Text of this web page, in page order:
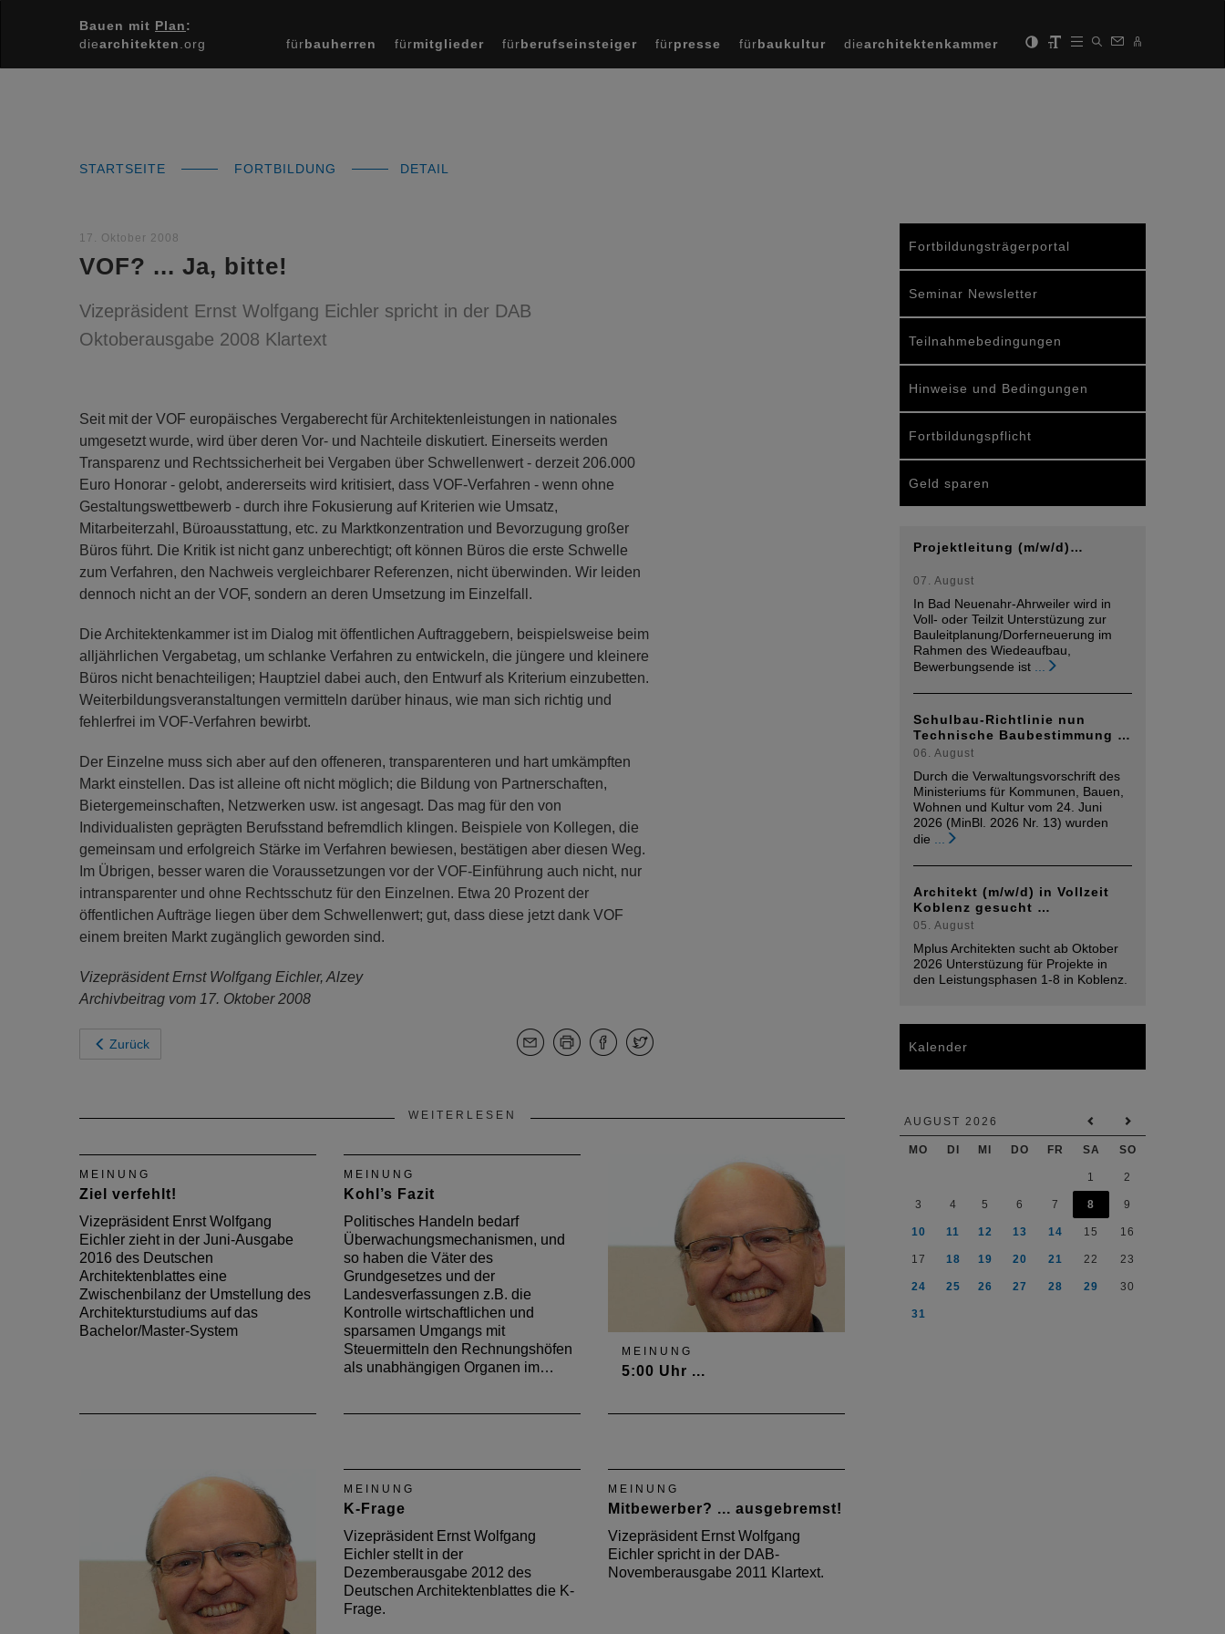
Bauen mit Plan:
diearchitekten .org fürbauherren fürmitglieder fürberufseinsteiger fürpresse fürbaukultur diearchitektenkammer
STARTSEITE FORTBILDUNG DETAIL
17. Oktober 2008
VOF? ... Ja, bitte!
Vizepräsident Ernst Wolfgang Eichler spricht in der DAB
Oktoberausgabe 2008 Klartext
Seit mit der VOF europäisches Vergaberecht für Architektenleistungen in nationales
umgesetzt wurde, wird über deren Vor- und Nachteile diskutiert. Einerseits werden
Transparenz und Rechtssicherheit bei Vergaben über Schwellenwert - derzeit 206.000
Euro Honorar - gelobt, andererseits wird kritisiert, dass VOF-Verfahren - wenn ohne
Gestaltungswettbewerb - durch ihre Fokusierung auf Kriterien wie Umsatz,
Mitarbeiterzahl, Büroausstattung, etc. zu Marktkonzentration und Bevorzugung großer
Büros führt. Die Kritik ist nicht ganz unberechtigt; oft können Büros die erste Schwelle
zum Verfahren, den Nachweis vergleichbarer Referenzen, nicht überwinden. Wir leiden
dennoch nicht an der VOF, sondern an deren Umsetzung im Einzelfall.
Die Architektenkammer ist im Dialog mit öffentlichen Auftraggebern, beispielsweise beim
alljährlichen Vergabetag, um schlanke Verfahren zu entwickeln, die jüngere und kleinere
Büros nicht benachteiligen; Hauptziel dabei auch, den Entwurf als Kriterium einzubetten.
Weiterbildungsveranstaltungen vermitteln darüber hinaus, wie man sich richtig und
fehlerfrei im VOF-Verfahren bewirbt.
Der Einzelne muss sich aber auf den offeneren, transparenteren und hart umkämpften
Markt einstellen. Das ist alleine oft nicht möglich; die Bildung von Partnerschaften,
Bietergemeinschaften, Netzwerken usw. ist angesagt. Das mag für den von
Individualisten geprägten Berufsstand befremdlich klingen. Beispiele von Kollegen, die
gemeinsam und erfolgreich Stärke im Verfahren bewiesen, bestätigen aber diesen Weg.
Im Übrigen, besser waren die Voraussetzungen vor der VOF-Einführung auch nicht, nur
intransparenter und ohne Rechtsschutz für den Einzelnen. Etwa 20 Prozent der
öffentlichen Aufträge liegen über dem Schwellenwert; gut, dass diese jetzt dank VOF
einem breiten Markt zugänglich geworden sind.
Vizepräsident Ernst Wolfgang Eichler, Alzey
Archivbeitrag vom 17. Oktober 2008
Zurück
WEITERLESEN
MEINUNG
Ziel verfehlt!
Vizepräsident Enrst Wolfgang
Eichler zieht in der Juni-Ausgabe
2016 des Deutschen
Architektenblattes eine
Zwischenbilanz der Umstellung des
Architekturstudiums auf das
Bachelor/Master-System
MEINUNG
Kohl’s Fazit
Politisches Handeln bedarf
Überwachungsmechanismen, und
so haben die Väter des
Grundgesetzes und der
Landesverfassungen z.B. die
Kontrolle wirtschaftlichen und
sparsamen Umgangs mit
Steuermitteln den Rechnungshöfen
als unabhängigen Organen im…
MEINUNG
5:00 Uhr ...
am Nürburgring herausragende
Architektur entstanden wäre?
MEINUNG
K-Frage
Vizepräsident Ernst Wolfgang
Eichler stellt in der
Dezemberausgabe 2012 des
Deutschen Architektenblattes die K-
Frage.
MEINUNG
Mitbewerber? ... ausgebremst!
Vizepräsident Ernst Wolfgang
Eichler spricht in der DAB-
Novemberausgabe 2011 Klartext.
Fortbildungsträgerportal
Seminar Newsletter
Teilnahmebedingungen
Hinweise und Bedingungen
Fortbildungspflicht
Geld sparen
Projektleitung (m/w/d)…
07. August
In Bad Neuenahr-Ahrweiler wird in
Voll- oder Teilzit Unterstüzung zur
Bauleitplanung/Dorferneuerung im
Rahmen des Wiedeaufbau,
Bewerbungsende ist
Schulbau-Richtlinie nun
Technische Baubestimmung …
06. August
Durch die Verwaltungsvorschrift des
Ministeriums für Kommunen, Bauen,
Wohnen und Kultur vom 24. Juni
2026 (MinBl. 2026 Nr. 13) wurden
die
Architekt (m/w/d) in Vollzeit
Koblenz gesucht …
05. August
Mplus Architekten sucht ab Oktober
2026 Unterstüzung für Projekte in
den Leistungsphasen 1-8 in Koblenz.
Kalender
AUGUST 2026
MO DI MI DO FR SA SO
1 2
3 4 5 6 7 8 9
10 11 12 13 14 15 16
17 18 19 20 21 22 23
24 25 26 27 28 29 30
31